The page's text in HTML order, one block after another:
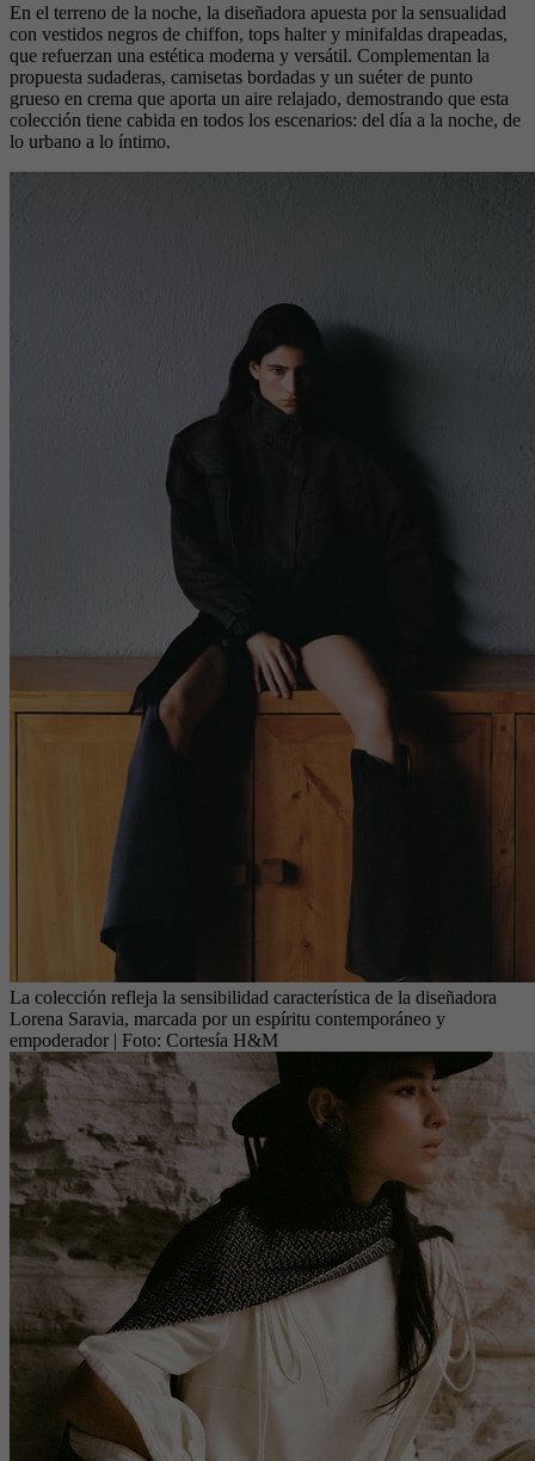
En el terreno de la noche, la diseñadora apuesta por la sensualidad
con vestidos negros de chiffon, tops halter y minifaldas drapeadas,
que refuerzan una estética moderna y versátil. Complementan la
propuesta sudaderas, camisetas bordadas y un suéter de punto
grueso en crema que aporta un aire relajado, demostrando que esta
colección tiene cabida en todos los escenarios: del día a la noche, de
lo urbano a lo íntimo.
La colección refleja la sensibilidad característica de la diseñadora
Lorena Saravia, marcada por un espíritu contemporáneo y
empoderador | Foto: Cortesía H&M